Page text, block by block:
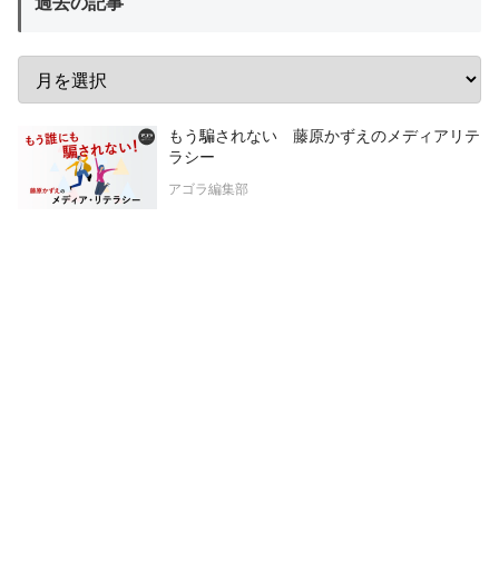
もう騙されない 藤原かずえのメディアリテ
ラシー
アゴラ編集部